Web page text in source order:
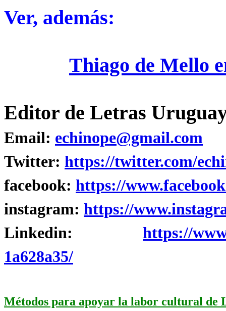
Ver, además:
Thiago de Mello
Editor de Letras
Email: echinope@gmail.com
Twitter: https://twitter.com/
facebook: https://
instagram: https://
Linkedin: https://
1a628a35/
Métodos para apoyar la labor cultural de